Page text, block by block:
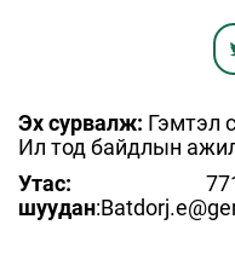
Эх сурвалж: Гэмтэл
Ил тод байдлын
Утас:
шуудан